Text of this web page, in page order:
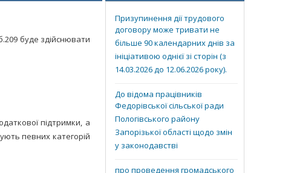
буде здійснювати
підтримки, а
певних категорій
Призупинення дії трудового
договору може тривати не
більше 90 календарних днів за
ініціативою однієї зі сторін (з
14.03.2026 до 12.06.2026 року).
До відома працівників
Федорівської сільської ради
Пологівського району
Запорізької області щодо змін
у законодавстві
про проведення громадського